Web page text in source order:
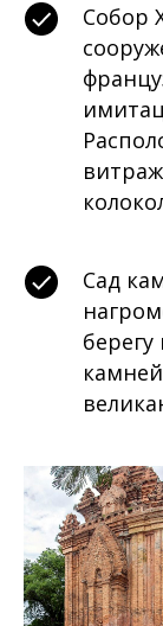
Собор
Сад